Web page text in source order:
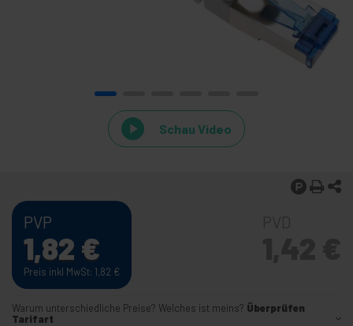
Schau Video
PVP
1,82 €
Preis inkl MwSt: 1,82 €
Warum unterschiedliche Preise? Welches ist meins? Überprüfen
Tarifart